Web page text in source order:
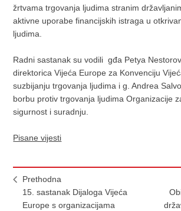
žrtvama trgovanja ljudima stranim
aktivne uporabe financijskih istraga u
ljudima.
Radni sastanak su vodili gđa Petya
direktorica Vijeća Europe za Konvenciju
suzbijanju trgovanja ljudima i g. Andrea
borbu protiv trgovanja ljudima Organizacije
sigurnost i suradnju.
Pisane vijesti
Prethodna
15. sastanak Dijaloga Vijeća
Europe s organizacijama